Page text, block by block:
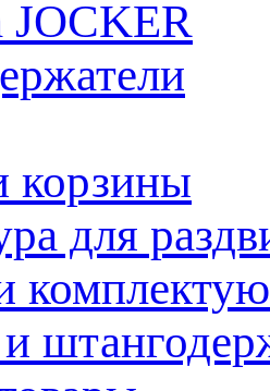
JOCKER
для